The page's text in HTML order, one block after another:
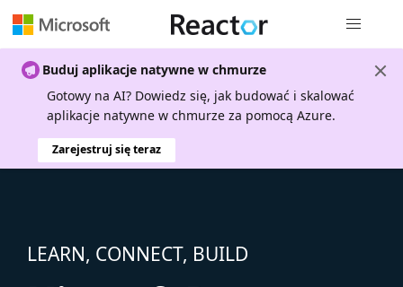
Buduj aplikacje natywne w chmurze
Gotowy na AI? Dowiedz się, jak budować i skalować
aplikacje natywne w chmurze za pomocą Azure.
Zarejestruj się teraz
LEARN, CONNECT, BUILD